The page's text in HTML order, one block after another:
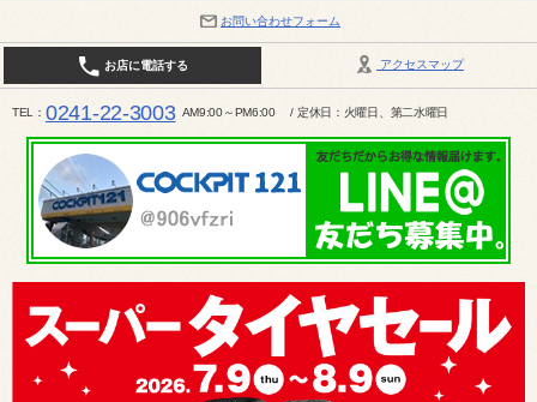
お問い合わせフォーム
アクセスマップ
お店に電話する
TEL 0241-22-3003 AM9:00～PM6:00 / 定休日：火曜日、第二水曜日